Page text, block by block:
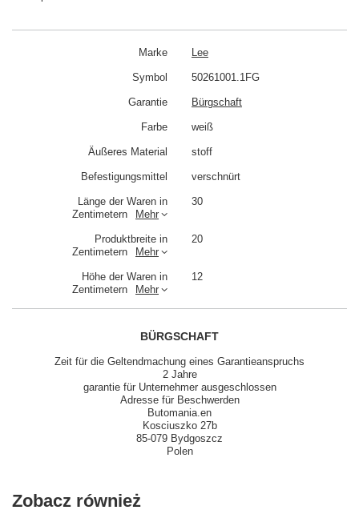
Marke Lee
Symbol 50261001.1FG
Garantie Bürgschaft
Farbe weiß
Äußeres Material stoff
Befestigungsmittel verschnürt
Länge der Waren in
Zentimetern
Mehr
30
Produktbreite in
Zentimetern
Mehr
20
Höhe der Waren in
Zentimetern
Mehr
12
BÜRGSCHAFT
Zeit für die Geltendmachung eines Garantieanspruchs
2 Jahre
garantie für Unternehmer ausgeschlossen
Adresse für Beschwerden
Butomania.en
Kosciuszko 27b
85-079 Bydgoszcz
Polen
Zobacz również